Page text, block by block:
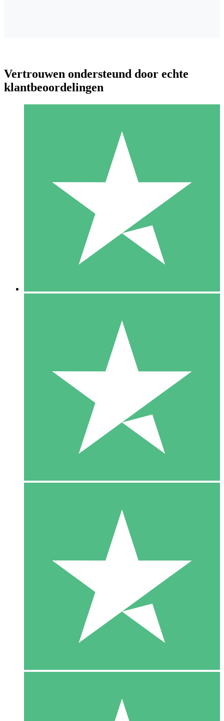
Individuele Creditpakketten
Betaal per gebruik met downloadtegoeden. Geen maandelijkse
1000
10 Downloaden
20 00
Vertrouwen ondersteund door echte
klantbeoordelingen